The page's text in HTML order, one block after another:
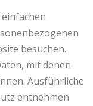
besuchen.
mit denen
Ausführliche
entnehmen